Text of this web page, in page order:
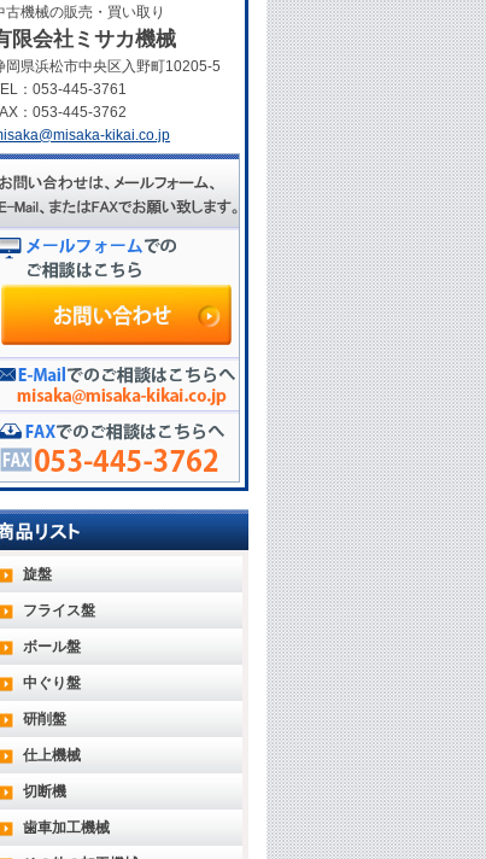
古機械の販売・買い取り
限会社ミサカ機械
岡県浜松市中央区入野町10205-5
：053-445-3761
：053-445-3762
kikai.co.jp
旋盤
フライス盤
ボール盤
中ぐり盤
研削盤
仕上機械
切断機
歯車加工機械